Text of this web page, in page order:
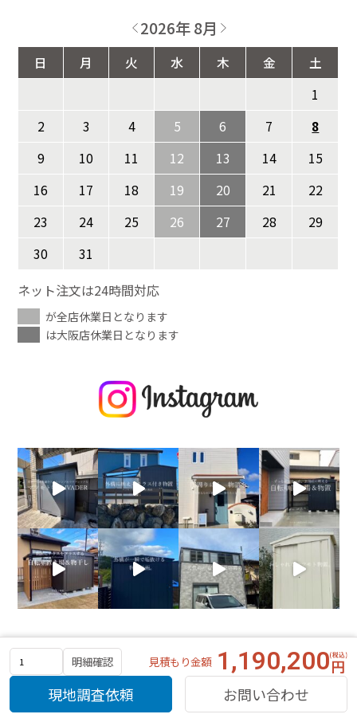
明細確認 見積もり金額 1,190,200
現地調査依頼 お問い合わせ
2026年 8月
日 月 火 水 木 金
土
1
2
3 4 5 6 7
8
9
10 11 12 13 14
15
16
17 18 19 20 21
22
23
24 25 26 27 28
29
30
31
ネット注文は24時間対応
が全店休業日となります
は大阪店休業日となります